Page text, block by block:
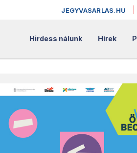
JEGYVASARLAS.HU
Hirdess nálunk Hírek